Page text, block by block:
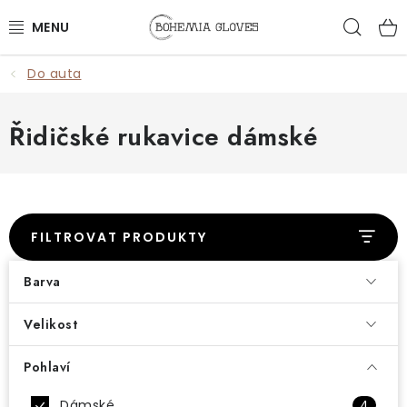
na
ŽENY
MUŽI
🎁 DÁRKY
DÁRKOVÉ POUKAZY
OUTLET
VŠECHNY PRODUKTY
Do auta
Řidičské rukavice dámské
FILTROVAT PRODUKTY
Barva
Velikost
Pohlaví